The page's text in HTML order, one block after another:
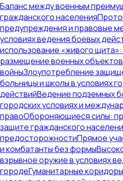
Баланс между военным
гражданского населения
предупреждения и правовые
условиях ведения боевых
использование «живого
размещение военных
войныЗлоупотребление
больницы и школы в условиях
действийВедение подземных
городских условиях и
правоОбороняющиеся силы:
защите гражданского
предосторожностиПрямое
и комбатанты без формы
взрывное оружие в условиях
городеГуманитарные